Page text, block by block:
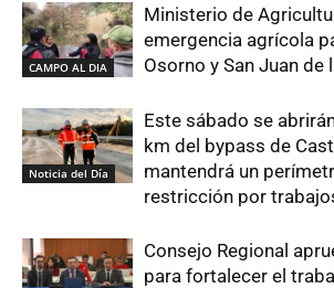
CAMPO AL DIA
Ministerio de
emergencia agrícola
Osorno y San Juan de
Noticia del Día
Este sábado se
km del bypass de
mantendrá un
restricción por
Consejo Regional
para fortalecer el